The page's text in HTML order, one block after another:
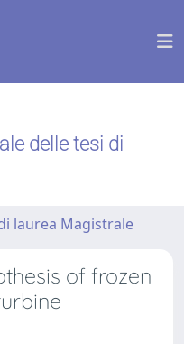
delle tesi di
laurea Magistrale
of frozen